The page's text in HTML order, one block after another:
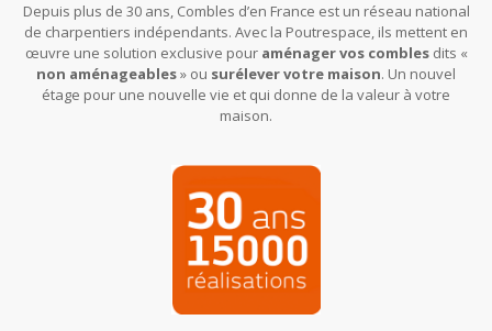
Depuis plus de 30 ans, Combles d’en France est un réseau national
de charpentiers indépendants. Avec la Poutrespace, ils mettent en
œuvre une solution exclusive pour aménager vos comblesdits «
non aménageables» ou surélever votre maison. Un nouvel
étage pour une nouvelle vie et qui donne de la valeur à votre
maison.